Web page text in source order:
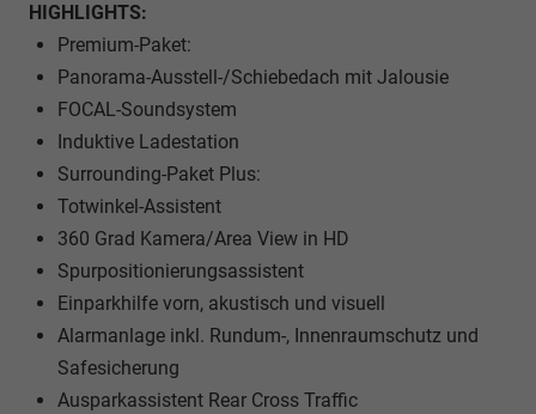
HIGHLIGHTS:
Premium-Paket:
Panorama-Ausstell-/Schiebedach mit Jalousie
FOCAL-Soundsystem
Induktive Ladestation
Surrounding-Paket Plus:
Totwinkel-Assistent
360 Grad Kamera/Area View in HD
Spurpositionierungsassistent
Einparkhilfe vorn, akustisch und visuell
Alarmanlage inkl. Rundum-, Innenraumschutz und
Safesicherung
Ausparkassistent Rear Cross Traffic